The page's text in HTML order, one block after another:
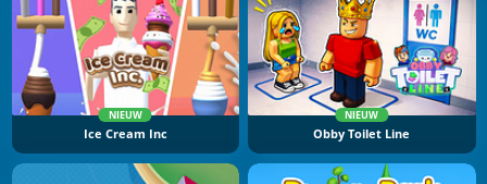
NIEUW
Ice Cream Inc
NIEUW
Obby Toilet Line